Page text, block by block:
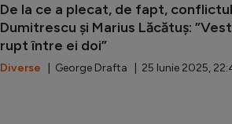
De la ce a plecat, de fapt,
Dumitrescu și Marius Lăcătuș:
rupt între ei doi”
Diverse | George Drafta | 25 Iunie 2025,